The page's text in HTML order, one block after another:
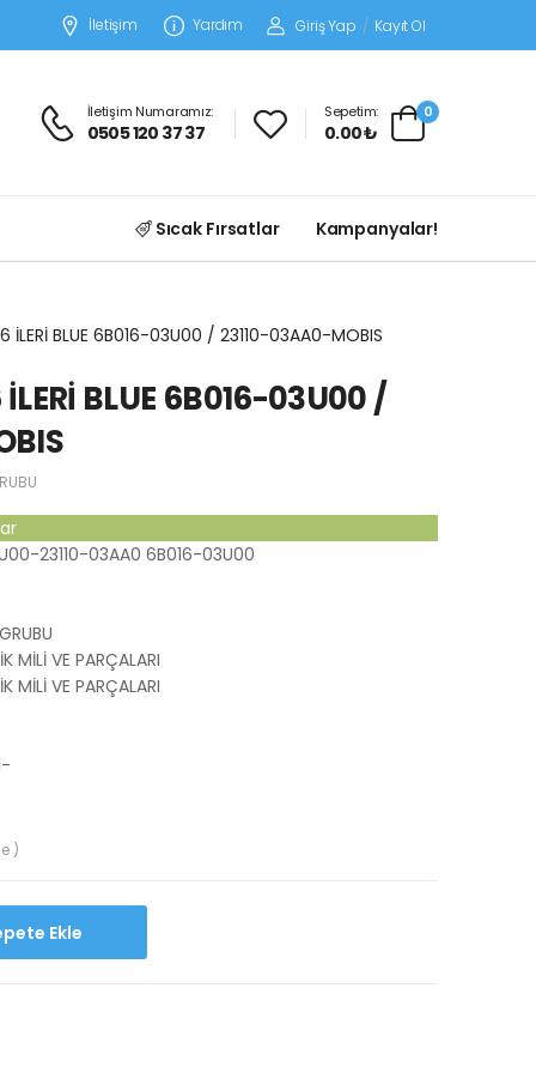
İletişim Yardım Giriş Yap / Kayıt Ol
İletişim Numaramız:
0505 120 37 37
Sepetim:
0.00 ₺
0
Sıcak Fırsatlar Kampanyalar!
6 İLERİ BLUE 6B016-03U00 / 23110-03AA0-MOBIS
BLUE 6B016-03U00 /
23110-03AA0 6B016-03U00
MİLİ VE PARÇALARI
MİLİ VE PARÇALARI
)
Sepete Ekle